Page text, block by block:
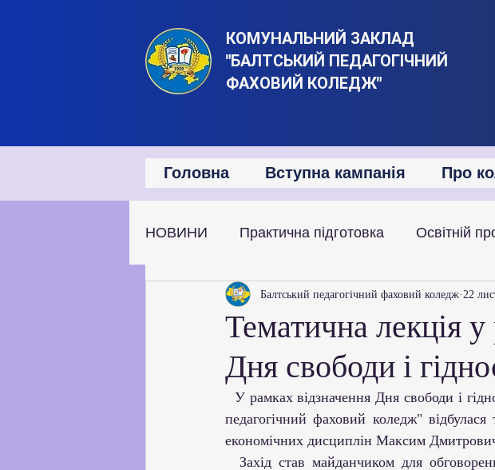
КОМУНАЛЬНИЙ ЗАКЛАД
"БАЛТСЬКИЙ ПЕДАГОГІЧНИЙ
ФАХОВИЙ КОЛЕДЖ"
Головна Вступна кампанія Про
НОВИНИ Практична підготовка Освітній
Наукова та дослідницька діяльність
Партнерство з українськими ЗВО Робота зі
Профорієнтаційна робота Забезпечення
Тематична лекція
Дня свободи і
Балтський педагогічний фаховий коледж 22
педагогічний фаховий коледж"
економічних дисциплін Максим